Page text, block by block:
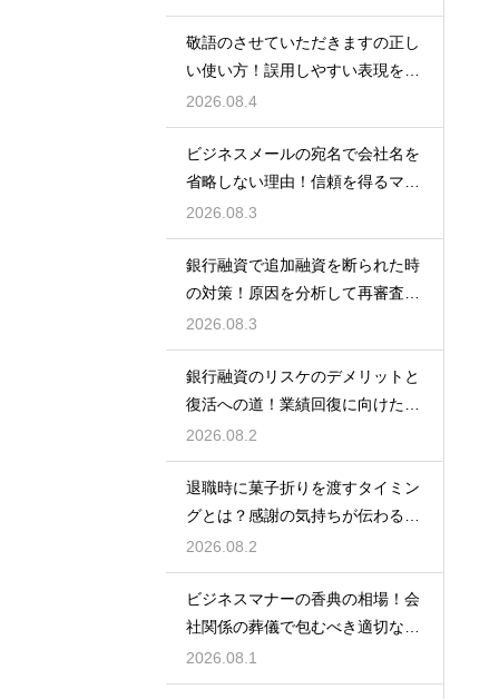
敬語のさせていただきますの正し
い使い方！誤用しやすい表現を理
解する術
2026.08.4
ビジネスメールの宛名で会社名を
省略しない理由！信頼を得るマナ
ー
2026.08.3
銀行融資で追加融資を断られた時
の対策！原因を分析して再審査を
狙う
2026.08.3
銀行融資のリスケのデメリットと
復活への道！業績回復に向けた事
業計画
2026.08.2
退職時に菓子折りを渡すタイミン
グとは？感謝の気持ちが伝わる正
しいマナー
2026.08.2
ビジネスマナーの香典の相場！会
社関係の葬儀で包むべき適切な金
額の目安
2026.08.1